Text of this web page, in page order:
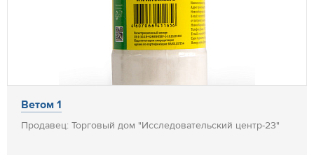
Ветом 1
Продавец: Торговый дом "Исследовательский центр-23"